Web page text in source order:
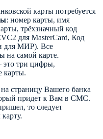
карты потребуется
: номер карты, имя
трёхзначный код
для MasterCard, Код
для МИР). Все
на самой карте.
это три цифры,
карты.
страницу Вашего банка
придет к Вам в СМС.
то следует